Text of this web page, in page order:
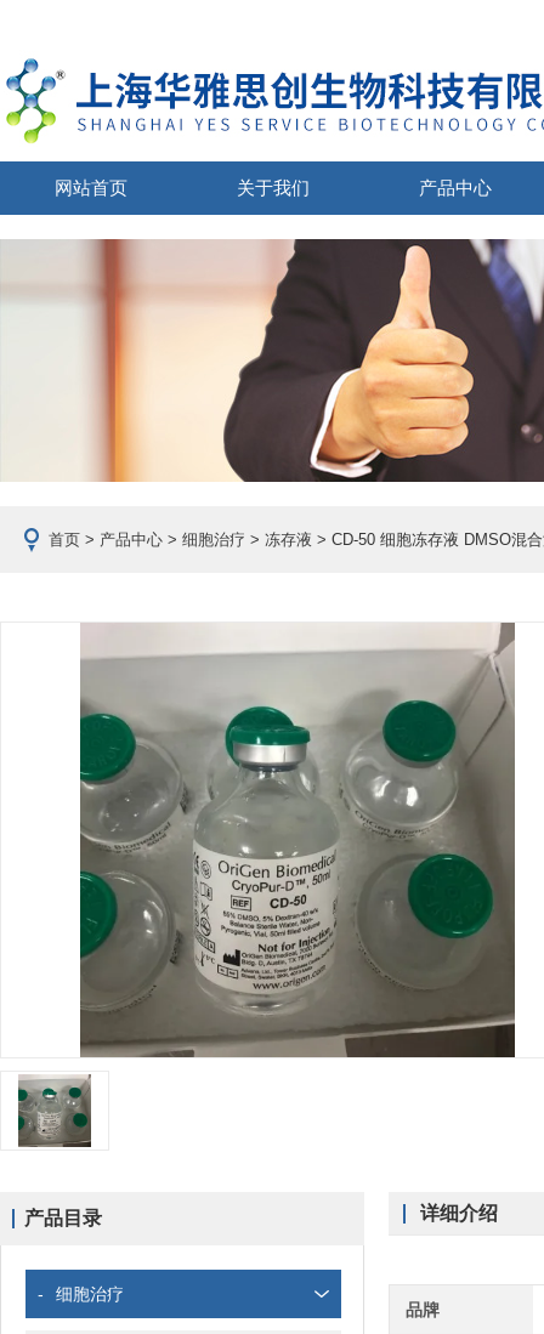
网站首页 关于我们 产品中心
首页 > 产品中心 > 细胞治疗 > 冻存液 > CD-50 细胞冻存液 DMSO混
产品目录
- 细胞治疗
详细介绍
品牌